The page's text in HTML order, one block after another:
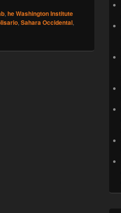
, he Washington Institute
, Sahara Occidental,